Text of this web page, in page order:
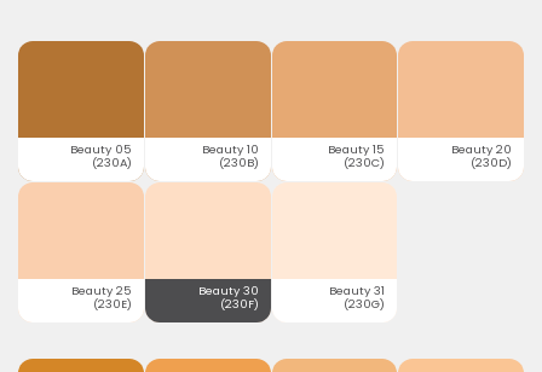
Beauty 05
(230A)
Beauty 10
(230B)
Beauty 15
(230C)
Beauty 20
(230D)
Beauty 25
(230E)
Beauty 30
(230F)
Beauty 31
(230G)